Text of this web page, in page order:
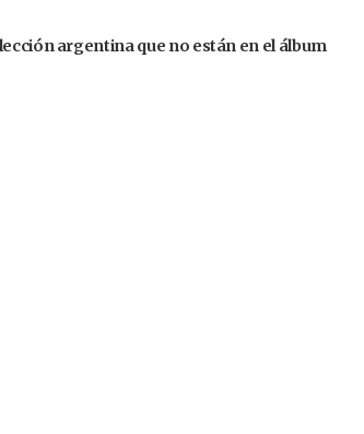
argentina que no están en el álbum